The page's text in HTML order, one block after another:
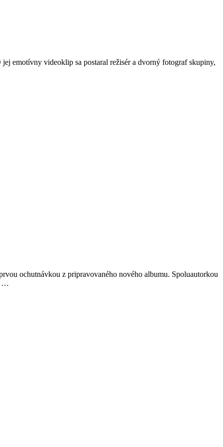
emotívny videoklip sa postaral režisér a dvorný fotograf skupiny,
ochutnávkou z pripravovaného nového albumu. Spoluautorkou
…